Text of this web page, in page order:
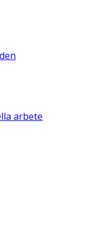
arbete